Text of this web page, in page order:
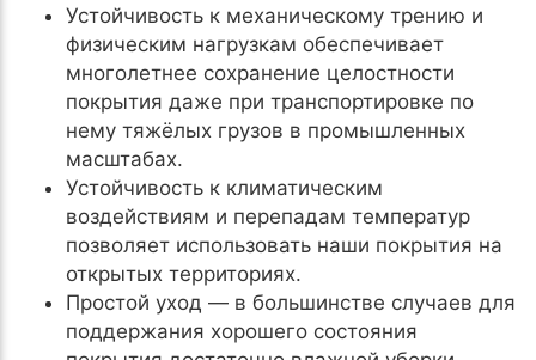
Устойчивость к механическому трению и
физическим нагрузкам обеспечивает
многолетнее сохранение целостности
покрытия даже при транспортировке по
нему тяжёлых грузов в промышленных
масштабах.
Устойчивость к климатическим
воздействиям и перепадам температур
позволяет использовать наши покрытия на
открытых территориях.
Простой уход — в большинстве случаев для
поддержания хорошего состояния